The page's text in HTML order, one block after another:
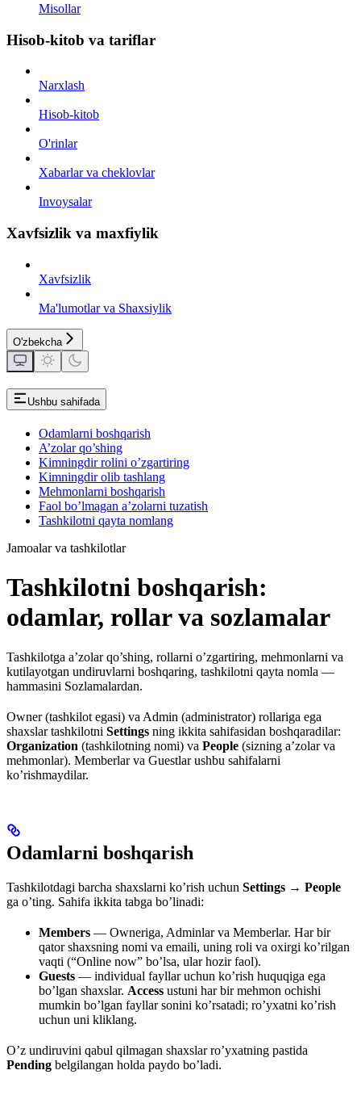
Misollar
Hisob-kitob va tariflar
Narxlash
Hisob-kitob
O'rinlar
Xabarlar va cheklovlar
Invoysalar
Xavfsizlik va maxfiylik
Xavfsizlik
Ma'lumotlar va Shaxsiylik
O'zbekcha
Ushbu sahifada
Odamlarni boshqarish
A’zolar qo’shing
Kimningdir rolini o’zgartiring
Kimningdir olib tashlang
Mehmonlarni boshqarish
Faol bo’lmagan a’zolarni tuzatish
Tashkilotni qayta nomlang
Jamoalar va tashkilotlar
Tashkilotni boshqarish:
odamlar, rollar va sozlamalar
Tashkilotga a’zolar qo’shing, rollarni o’zgartiring, mehmonlarni va
kutilayotgan undiruvlarni boshqaring, tashkilotni qayta nomla —
hammasini Sozlamalardan.
Owner (tashkilot egasi) va Admin (administrator) rollariga ega
shaxslar tashkilotni Settings ning ikkita sahifasidan boshqaradilar:
Organization (tashkilotning nomi) va People (sizning a’zolar va
mehmonlar). Memberlar va Guestlar ushbu sahifalarni
ko’rishmaydilar.
Odamlarni boshqarish
Tashkilotdagi barcha shaxslarni ko’rish uchun Settings → People
ga o’ting. Sahifa ikkita tabga bo’linadi:
Members — Owneriga, Adminlar va Memberlar. Har bir
qator shaxsning nomi va emaili, uning roli va oxirgi ko’rilgan
vaqti (“Online now” bo’lsa, ular hozir faol).
Guests — individual fayllar uchun ko’rish huquqiga ega
bo’lgan shaxslar. Access ustuni har bir mehmon ochishi
mumkin bo’lgan fayllar sonini ko’rsatadi; ro’yxatni ko’rish
uchun uni kliklang.
O’z undiruvini qabul qilmagan shaxslar ro’yxatning pastida
Pending belgilangan holda paydo bo’ladi.